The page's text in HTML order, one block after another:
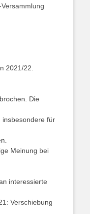
2021/22.
Die
insbesondere für
Meinung bei
interessierte
Verschiebung